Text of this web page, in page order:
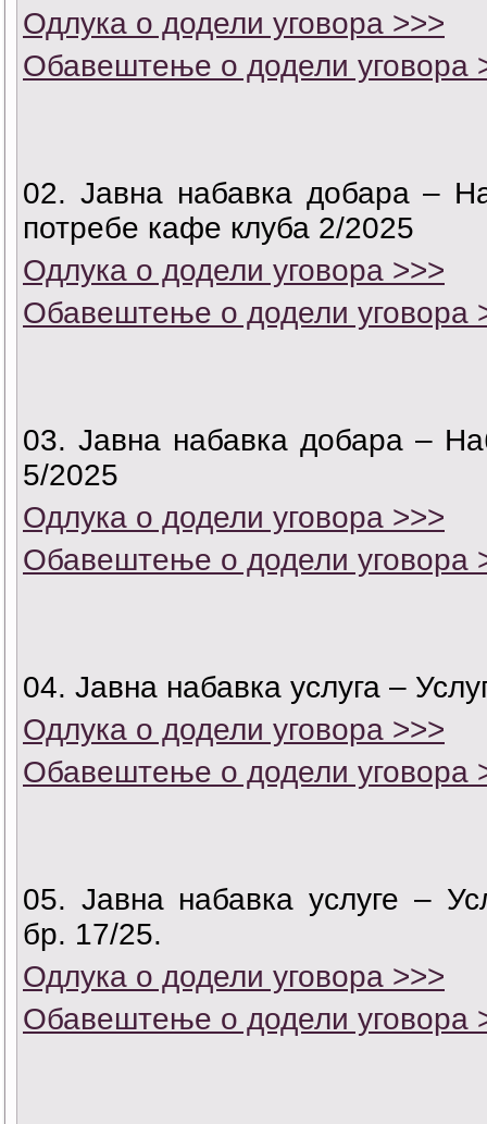
Одлука о додели уговора >>>
Обавештење о додели уговора
02. Јавна набавка добара –
потребе кафе клуба 2/2025
Одлука о додели уговора >>>
Обавештење о додели уговора
03. Јавна набавка добара –
5/2025
Одлука о додели уговора >>>
Обавештење о додели уговора
04. Јавна набавка услуга –
Одлука о додели уговора >>>
Обавештење о додели уговора
05. Јавна набавка услуге –
бр. 17/25.
Одлука о додели уговора >>>
Обавештење о додели уговора